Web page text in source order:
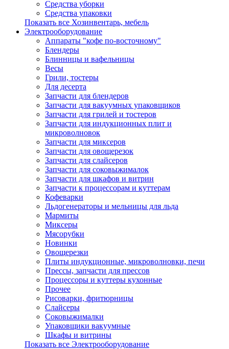
Средства уборки
Средства упаковки
Показать все Хозинвентарь, мебель
Электрооборудование
Аппараты "кофе по-восточному"
Блендеры
Блинницы и вафельницы
Весы
Грили, тостеры
Для десерта
Запчасти для блендеров
Запчасти для вакуумных упаковщиков
Запчасти для грилей и тостеров
Запчасти для индукционных плит и
микроволновок
Запчасти для миксеров
Запчасти для овощерезок
Запчасти для слайсеров
Запчасти для соковыжималок
Запчасти для шкафов и витрин
Запчасти к процессорам и куттерам
Кофеварки
Льдогенераторы и мельницы для льда
Мармиты
Миксеры
Мясорубки
Новинки
Овощерезки
Плиты индукционные, микроволновки, печи
Прессы, запчасти для прессов
Процессоры и куттеры кухонные
Прочее
Рисоварки, фритюрницы
Слайсеры
Соковыжималки
Упаковщики вакуумные
Шкафы и витрины
Показать все Электрооборудование